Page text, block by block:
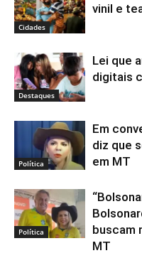
Cidades
vinil e
Destaques
Lei que
digitais
Política
Em
diz que
em MT
Política
buscam
MT